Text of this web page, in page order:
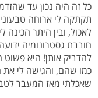
כל זה היה נכון עד
תקתקה לי ארוחה
לאכול, ובין היתר הכינה
חובבת גסטרונומיה
להדביק אותן! היא
כמו שהם, והגישה לי את
שאכלתי מאז המעבר